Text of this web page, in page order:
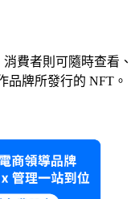
費者則可隨時查看、
品牌所發行的 NFT。